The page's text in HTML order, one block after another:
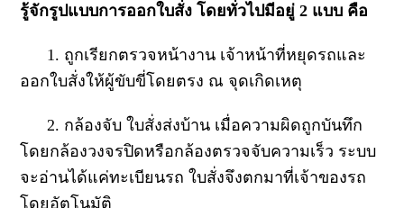
รู้จักรูปแบบการออกใบสั่ง โดยทั่วไปมีอยู่ 2 แบบ คือ
1. ถูกเรียกตรวจหน้างาน เจ้าหน้าที่หยุดรถและ
ออกใบสั่งให้ผู้ขับขี่โดยตรง ณ จุดเกิดเหตุ
2. กล้องจับ ใบสั่งส่งบ้าน เมื่อความผิดถูกบันทึก
โดยกล้องวงจรปิดหรือกล้องตรวจจับความเร็ว ระบบ
จะอ่านได้แค่ทะเบียนรถ ใบสั่งจึงตกมาที่เจ้าของรถ
โดยอัตโนมัติ